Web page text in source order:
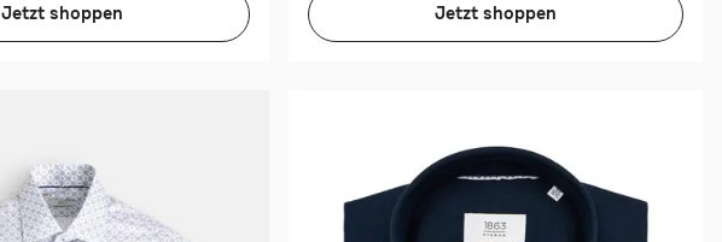
Jetzt shoppen Jetzt shoppen